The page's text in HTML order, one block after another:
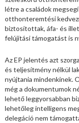
létre a családok
otthonteremtési
biztosítottak, áfa- és
felújítási támogatást is
Az EP jelentés azt
és teljesítmény nélkül
nyújtania mindenkinek.
még a dokumentumok
lehető leggyorsabban
lehetőleg intelligens
delegáció nem